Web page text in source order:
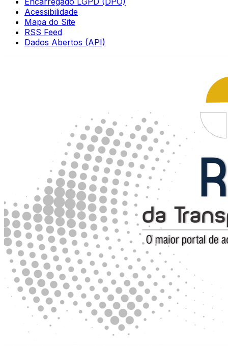
Acessibilidade
Mapa do Site
RSS Feed
Dados Abertos (API)